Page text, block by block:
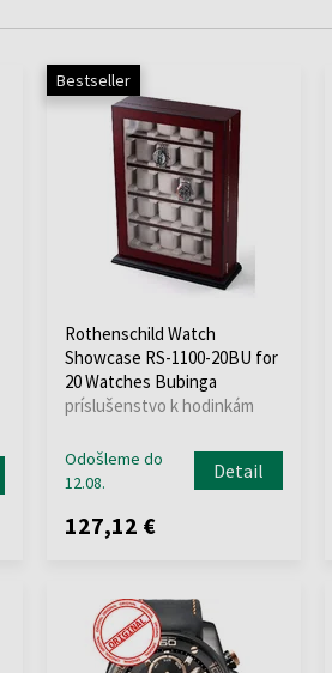
Bestseller
Rothenschild Watch
Showcase RS-1100-20BU for
20 Watches Bubinga
príslušenstvo k hodinkám
Odošleme do
12.08.
Detail
127,12 €